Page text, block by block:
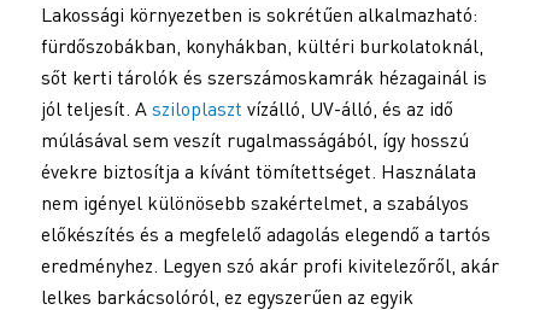
Lakossági környezetben is sokrétűen alkalmazható:
fürdőszobákban, konyhákban, kültéri burkolatoknál,
sőt kerti tárolók és szerszámoskamrák hézagainál is
jól teljesít. A sziloplaszt vízálló, UV-álló, és az idő
múlásával sem veszít rugalmasságából, így hosszú
évekre biztosítja a kívánt tömítettséget. Használata
nem igényel különösebb szakértelmet, a szabályos
előkészítés és a megfelelő adagolás elegendő a tartós
eredményhez. Legyen szó akár profi kivitelezőről, akár
lelkes barkácsolóról, ez egyszerűen az egyik